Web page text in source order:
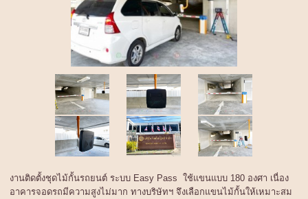
งานติดตั้งชุดไม้กั้นรถยนต์ ระบบ Easy Pass ใช้แขนแบบ 180 องศา เนื่อง
อาคารจอดรถมีความสูงไม่มาก ทางบริษัทฯ จึงเลือกแขนไม้กั้นให้เหมาะสม